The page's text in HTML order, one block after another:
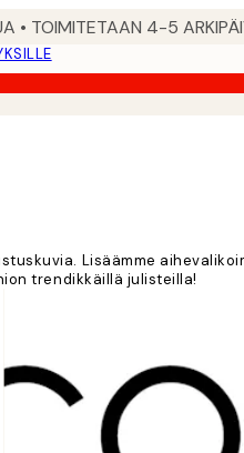
• TOIMITETAAN 4-5
Lisäämme
trendikkäillä julisteilla!